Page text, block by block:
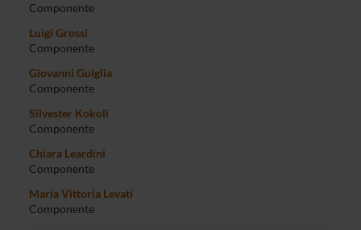
Componente
Luigi Grossi
Componente
Giovanni Guiglia
Componente
Silvester Kokoli
Componente
Chiara Leardini
Componente
Maria Vittoria Levati
Componente